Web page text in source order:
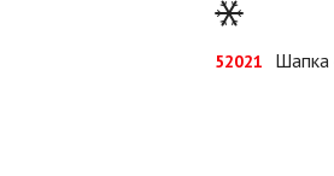
52021 Шапка